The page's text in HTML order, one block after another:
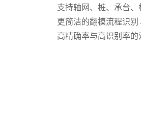
支持轴网、桩、承台、
更简洁的翻模流程识别
高精确率与高识别率的